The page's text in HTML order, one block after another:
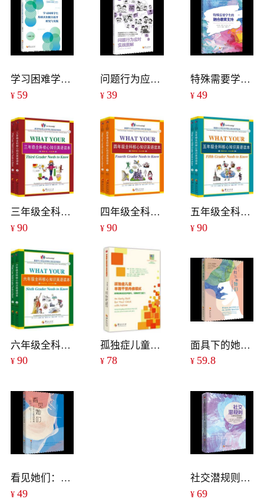
学习困难学生基础认知能力提升研究与实践
¥ 59
问题行为应对实战图解
¥39
特殊需要学生的融合教育支持
¥ 49
三年级全科核心知识英语读本：全2册
¥ 90
四年级全科核心知识英语读本：全2册
¥90
五年级全科核心知识英语读本：全2册
¥ 90
六年级全科核心知识英语读本：全2册
¥ 90
孤独症儿童早期干预丹佛模式
¥ 78
面具下的她们：ASD女性的自白（第2版）
¥ 59.8
看见她们：ADHD女性的困境
¥ 49
社交潜规则：以孤独症视角解析社交奥秘
¥ 69